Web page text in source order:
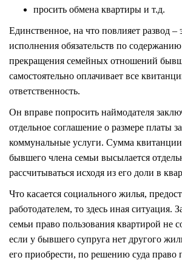
просить обмена квартиры и т.д.
Единственное, на что повлияет развод –
исполнения обязательств по
прекращения семейных отношений
самостоятельно оплачивает все
ответственность.
Он вправе попросить наймодателя
отдельное соглашение о размере платы
коммунальные услуги. Сумма квитанции
бывшего члена семьи высылается
рассчитываться исходя из его доли в
Что касается социального жилья,
работодателем, то здесь иная
семьи право пользования квартирой не
если у бывшего супруга нет другого
его приобрести, по решению суда право